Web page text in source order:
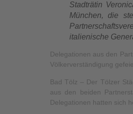
Stadträtin
München, die
italienische
Delegationen aus den
Völkerverständigung
Bad Tölz – Der Tölzer
aus den beiden
Delegationen hatten sich